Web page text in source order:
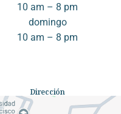
10 am – 8 pm
domingo
10 am – 8 pm
Dirección